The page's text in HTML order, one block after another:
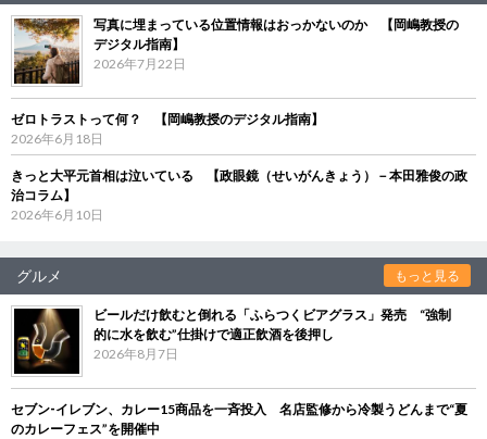
写真に埋まっている位置情報はおっかないのか 【岡嶋教授の
デジタル指南】
2026年7月22日
ゼロトラストって何？ 【岡嶋教授のデジタル指南】
2026年6月18日
きっと大平元首相は泣いている 【政眼鏡（せいがんきょう）－本田雅俊の政
治コラム】
2026年6月10日
グルメ もっと見る
ビールだけ飲むと倒れる「ふらつくビアグラス」発売 “強制
的に水を飲む”仕掛けで適正飲酒を後押し
2026年8月7日
セブン‐イレブン、カレー15商品を一斉投入 名店監修から冷製うどんまで“夏
のカレーフェス”を開催中